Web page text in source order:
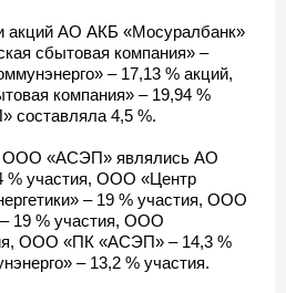
акций АО АКБ «Мосуралбанк»
сбытовая компания» –
– 17,13 % акций,
компания» – 19,94 %
4,5 %.
ООО «АСЭП» являлись АО
% участия, ООО «Центр
– 19 % участия, ООО
19 % участия, ООО
ООО «ПК «АСЭП» – 14,3 %
– 13,2 % участия.